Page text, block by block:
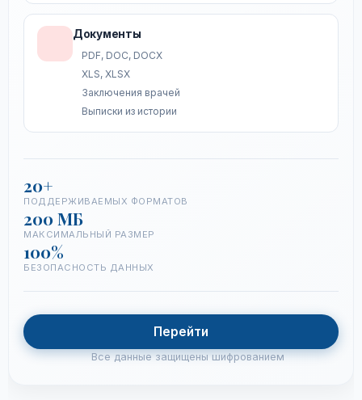
Документы
PDF, DOC, DOCX
XLS, XLSX
Заключения врачей
Выписки из истории
20+
ПОДДЕРЖИВАЕМЫХ ФОРМАТОВ
200 МБ
МАКСИМАЛЬНЫЙ РАЗМЕР
100%
БЕЗОПАСНОСТЬ ДАННЫХ
Перейти
Все данные защищены шифрованием